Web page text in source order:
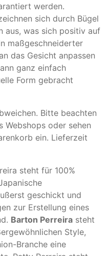
werden.
sich durch Bügel
aus, was sich positiv auf
maßgeschneiderter
das Gesicht anpassen
ganz einfach
Form gebracht
​Bitte beachten
Webshops oder sehen
ein. Lieferzeit
steht für 100%
geschickt und
zur Erstellung eines
Barton Perreira steht
Style,
Branche eine